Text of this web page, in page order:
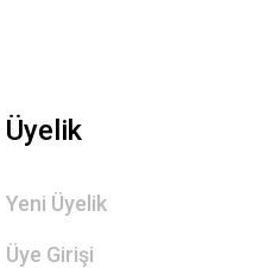
Üyelik
Yeni Üyelik
Üye Girişi